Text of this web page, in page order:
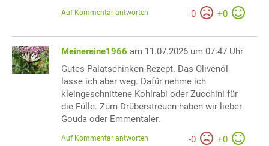
-0 +0
Auf Kommentar antworten
Meinereine1966 am 11.07.2026 um 07:47 Uhr
Gutes Palatschinken-Rezept. Das Olivenöl
lasse ich aber weg. Dafür nehme ich
kleingeschnittene Kohlrabi oder Zucchini für
die Fülle. Zum Drüberstreuen haben wir lieber
Gouda oder Emmentaler.
-0 +0
Auf Kommentar antworten